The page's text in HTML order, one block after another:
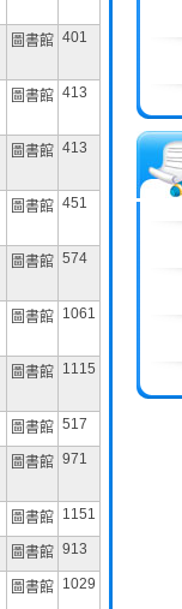
圖書館 401
圖書館 413
圖書館 413
圖書館 451
圖書館 574
圖書館 1061
圖書館 1115
圖書館 517
圖書館 971
圖書館 1151
圖書館 913
圖書館 1029